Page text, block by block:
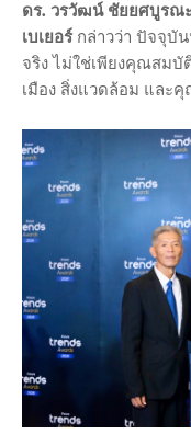
ดร. วรวัฒน์ ชัยยศบูรณ
เบเยอร์ กล่าวว่า ปัจจุบั
จริง ไม่ใช่เพียงคุณสม
เมือง สิ่งแวดล้อม และ